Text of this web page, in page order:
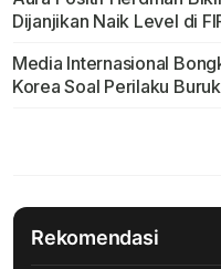
Dijanjikan Naik Level di
Media Internasional
Korea Soal Perilaku
Rekomendasi